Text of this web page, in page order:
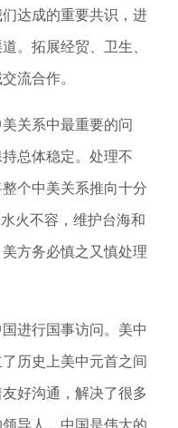
达成的重要共识，进
。拓展经贸、卫生、
流合作。
关系中最重要的问
总体稳定。处理不
个中美关系推向十分
火不容，维护台海和
方务必慎之又慎处理
进行国事访问。美中
历史上美中元首之间
好沟通，解决了很多
导人，中国是伟大的